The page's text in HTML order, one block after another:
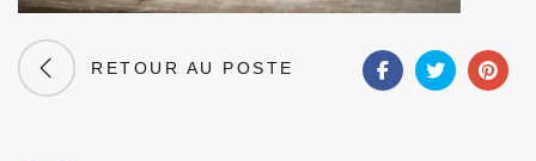
RETOUR AU POSTE